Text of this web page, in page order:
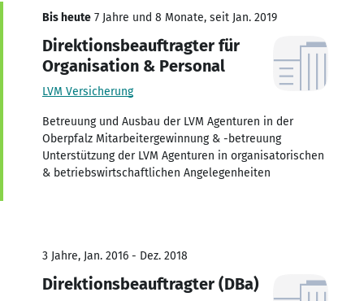
Bis heute 7 Jahre und 8 Monate, seit Jan. 2019
Direktionsbeauftragter für
Organisation & Personal
LVM Versicherung
Betreuung und Ausbau der LVM Agenturen in der
Oberpfalz Mitarbeitergewinnung & -betreuung
Unterstützung der LVM Agenturen in organisatorischen
& betriebswirtschaftlichen Angelegenheiten
3 Jahre, Jan. 2016 - Dez. 2018
Direktionsbeauftragter (DBa)